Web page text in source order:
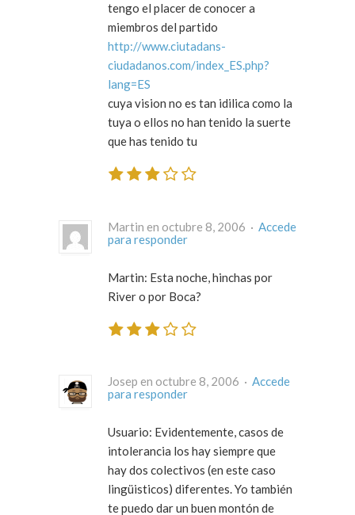
tengo el placer de conocer a
miembros del partido
http://www.ciutadans-
ciudadanos.com/index_ES.php?
lang=ES
cuya vision no es tan idilica como la
tuya o ellos no han tenido la suerte
que has tenido tu
Martin en octubre 8, 2006 · Accede
para responder
Martin: Esta noche, hinchas por
River o por Boca?
Josep en octubre 8, 2006 · Accede
para responder
Usuario: Evidentemente, casos de
intolerancia los hay siempre que
hay dos colectivos (en este caso
lingüisticos) diferentes. Yo también
te puedo dar un buen montón de